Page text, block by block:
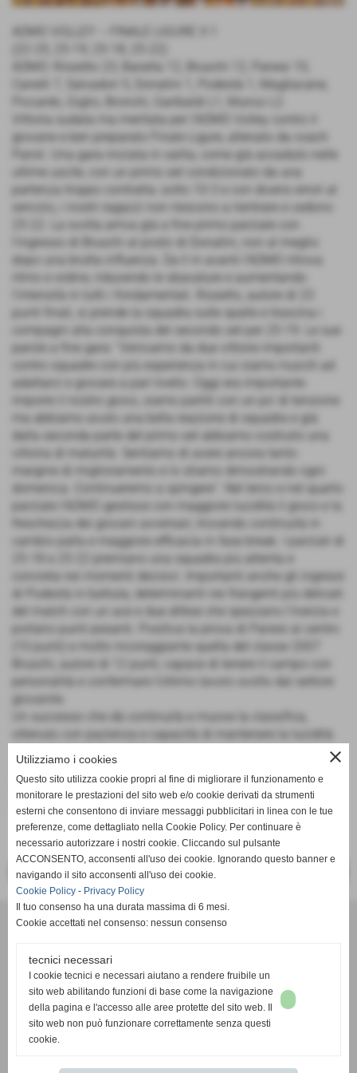
ADMO: Rissetto 23, Baratta 12, Bruschi 12, Panesi 10,
Canelli 7, Salvadori 5, Donatini 1, Podestà 1, Magliacane,
Piccardo, Giglio, Bronchi, Garibaldi L1, Munoz L2.
Vittoria sudata ma meritata per l’ADMO Volley contro il
giovane e ben preparato Finale Ligure, allenato da coach
Paroli. Una gara iniziata in salita, come già accaduto nelle
ultime uscite, con un primo set condizionato da una
partenza troppo contratta: sotto 10-3 e con diversi errori al
servizio, i nostri ragazzi non riescono a rientrare e cedono
25-22. La svolta arriva già a fine primo parziale con
l’ingresso di Bruschi al posto di Donatini, non al meglio
dopo una brutta influenza. Da lì in avanti l’ADMO ritrova
ritmo e ordine, riducendo le sbavature e aumentando
l’intensità in tutti i fondamentali. Rissetto, autore di 23
punti finali, si prende la squadra sulle spalle e trascina i
compagni alla conquista del secondo set per 25-19. Le sue
parole a fine gara: “Venivamo da due vittorie importanti
contro squadre con più esperienza in cui siamo riusciti ad
adattarci e giocare a pari livello. Oggi era importante
imporre il nostro gioco, siamo partiti con un po’ di tensione
ma abbiamo avuto una bella reazione di squadra e già
dalla seconda parte del primo set abbiamo costruito una
vittoria di maturità. Sentiamo di avere ancora tanto
margine di miglioramento e lo stiamo dimostrando ogni
domenica. Continueremo a spingere”. Nel terzo e nel quarto
parziale l’ADMO gestisce con maggiore lucidità il gioco e la
freschezza dei giovani avversari, trovando continuità in
cambio palla e maggiore efficacia in fase break. I parziali di
25-18 e 25-22 premiano una squadra più attenta e
concreta nei momenti decisivi. Importanti anche gli ingressi
di Podestà in battuta, determinanti nei frangenti più delicati
del match con un ace e due difese che spezzano l’inerzia e
portano punti pesanti. Positiva la prova di Panesi al centro
(10 punti) e molto incoraggiante quella del classe 2007
Bruschi, autore di 12 punti, capace di tenere il campo con
personalità e confermare l’ottimo lavoro svolto dal settore
giovanile.
Un successo che dà continuità e muove la classifica,
ottenuto con pazienza e capacità di mantenere la lucidità
Ceparana, avversario ostico e desideroso di riscatto dopo il
derby perso con il Val di Magra.
<< PRECEDENTE
Associazione Sportiva Dilettantistica
VBC AMIS - ADMO VOLLEY
close
Utilizziamo i cookies
Questo sito utilizza cookie propri al fine di migliorare il funzionamento e
monitorare le prestazioni del sito web e/o cookie derivati da strumenti
esterni che consentono di inviare messaggi pubblicitari in linea con le tue
preferenze, come dettagliato nella Cookie Policy. Per continuare è
necessario autorizzare i nostri cookie. Cliccando sul pulsante
ACCONSENTO, acconsenti all'uso dei cookie. Ignorando questo banner e
navigando il sito acconsenti all'uso dei cookie.
Cookie Policy - Privacy Policy
Il tuo consenso ha una durata massima di 6 mesi.
Cookie accettati nel consenso: nessun consenso
tecnici necessari
I cookie tecnici e necessari aiutano a rendere fruibile un
sito web abilitando funzioni di base come la navigazione
della pagina e l'accesso alle aree protette del sito web. Il
sito web non può funzionare correttamente senza questi
cookie.